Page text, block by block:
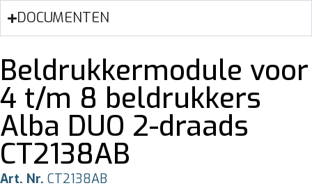
DOCUMENTEN
Beldrukkermodule voor
4 t/m 8 beldrukkers
Alba DUO 2-draads
CT2138AB
Art. Nr. CT2138AB